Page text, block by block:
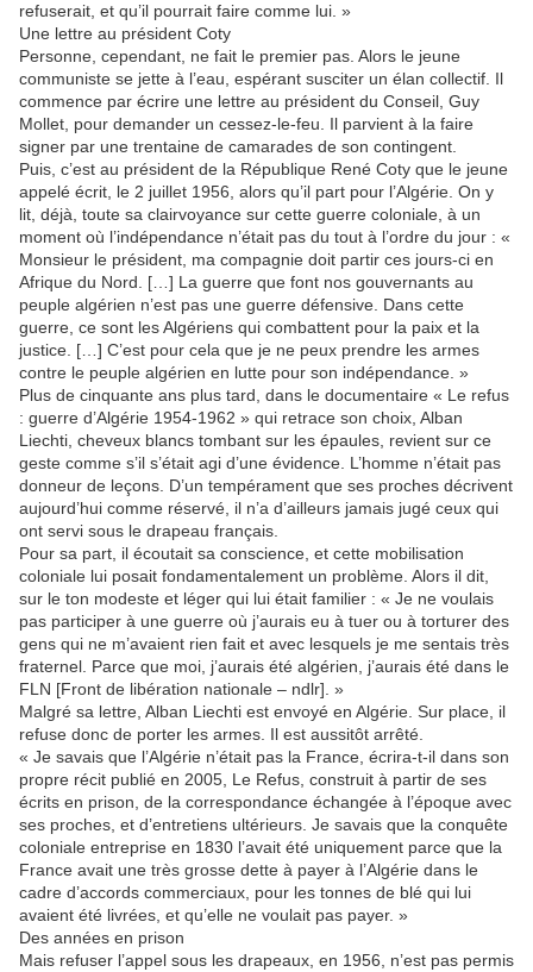
refuserait, et qu’il pourrait faire comme lui. »
Une lettre au président Coty
Personne, cependant, ne fait le premier pas. Alors le jeune
communiste se jette à l’eau, espérant susciter un élan collectif. Il
commence par écrire une lettre au président du Conseil, Guy
Mollet, pour demander un cessez-le-feu. Il parvient à la faire
signer par une trentaine de camarades de son contingent.
Puis, c’est au président de la République René Coty que le jeune
appelé écrit, le 2 juillet 1956, alors qu’il part pour l’Algérie. On y
lit, déjà, toute sa clairvoyance sur cette guerre coloniale, à un
moment où l’indépendance n’était pas du tout à l’ordre du jour : «
Monsieur le président, ma compagnie doit partir ces jours-ci en
Afrique du Nord. […] La guerre que font nos gouvernants au
peuple algérien n’est pas une guerre défensive. Dans cette
guerre, ce sont les Algériens qui combattent pour la paix et la
justice. […] C’est pour cela que je ne peux prendre les armes
contre le peuple algérien en lutte pour son indépendance. »
Plus de cinquante ans plus tard, dans le documentaire « Le refus
: guerre d’Algérie 1954-1962 » qui retrace son choix, Alban
Liechti, cheveux blancs tombant sur les épaules, revient sur ce
geste comme s’il s’était agi d’une évidence. L’homme n’était pas
donneur de leçons. D’un tempérament que ses proches décrivent
aujourd’hui comme réservé, il n’a d’ailleurs jamais jugé ceux qui
ont servi sous le drapeau français.
Pour sa part, il écoutait sa conscience, et cette mobilisation
coloniale lui posait fondamentalement un problème. Alors il dit,
sur le ton modeste et léger qui lui était familier : « Je ne voulais
pas participer à une guerre où j’aurais eu à tuer ou à torturer des
gens qui ne m’avaient rien fait et avec lesquels je me sentais très
fraternel. Parce que moi, j’aurais été algérien, j’aurais été dans le
FLN [Front de libération nationale – ndlr]. »
Malgré sa lettre, Alban Liechti est envoyé en Algérie. Sur place, il
refuse donc de porter les armes. Il est aussitôt arrêté.
« Je savais que l’Algérie n’était pas la France, écrira-t-il dans son
propre récit publié en 2005, Le Refus, construit à partir de ses
écrits en prison, de la correspondance échangée à l’époque avec
ses proches, et d’entretiens ultérieurs. Je savais que la conquête
coloniale entreprise en 1830 l’avait été uniquement parce que la
France avait une très grosse dette à payer à l’Algérie dans le
cadre d’accords commerciaux, pour les tonnes de blé qui lui
avaient été livrées, et qu’elle ne voulait pas payer. »
Des années en prison
Mais refuser l’appel sous les drapeaux, en 1956, n’est pas permis